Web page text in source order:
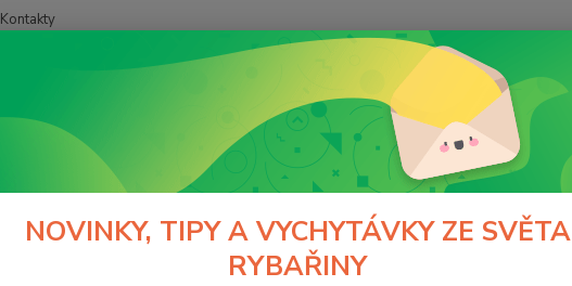
Kontakty
vláčecí nástrahy woblery
woblery
NOVINKY, TIPY A VYCHYTÁVKY ZE SVĚTA
RYBAŘINY